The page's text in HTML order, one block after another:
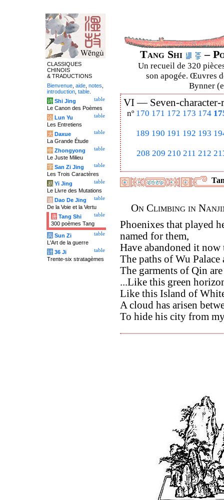
Tang Shi –
Un recueil de 320
son apogée. Œuvres
Bynner
VI — Seven-
nº 170 171 172 173 174
189 190 191 192 193
208 209 210 211 212
On Climbing in
Phoenixes that played
named for them,
Have abandoned it
The paths of Wu
The garments of Qin
...Like this green
Like this Island of
A cloud has arisen
To hide his city from
CLASSIQUES
CHINOIS
& TRADUCTIONS
Bienvenue aide notes
introduction table
table
诗 Shi Jing
Le Canon des Poèmes
table
论 Lun Yu
Les Entretiens
table
大 Daxue
La Grande Étude
table
中 Zhongyong
Le Juste Milieu
table
字 San Zi Jing
Les Trois Caractères
table
易 Yi Jing
Le Livre des Mutations
table
道 Dao De Jing
De la Voie et la Vertu
table
唐 Tang Shi
300 poèmes Tang
table
兵 Sun Zi
L'Art de la guerre
table
计 36 Ji
Trente-six stratagèmes